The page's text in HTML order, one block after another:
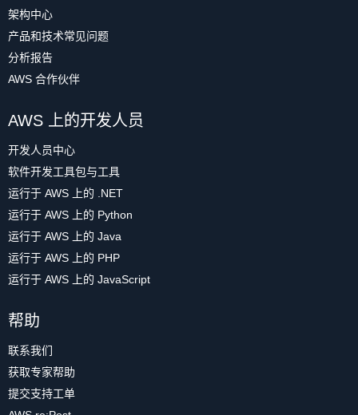
架构中心
产品和技术常见问题
分析报告
AWS 合作伙伴
AWS 上的开发人员
开发人员中心
软件开发工具包与工具
运行于 AWS 上的 .NET
运行于 AWS 上的 Python
运行于 AWS 上的 Java
运行于 AWS 上的 PHP
运行于 AWS 上的 JavaScript
帮助
联系我们
获取专家帮助
提交支持工单